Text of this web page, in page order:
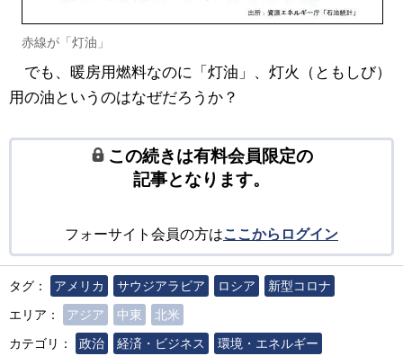
赤線が「灯油」
でも、暖房用燃料なのに「灯油」、灯火（ともしび）
用の油というのはなぜだろうか？
この続きは有料会員限定の
記事となります。
フォーサイト会員の方はここからログイン
タグ： アメリカ サウジアラビア ロシア
新型コロナ
エリア：
アジア 中東
北米
カテゴリ：
政治 経済・ビジネス 環境・エネルギー